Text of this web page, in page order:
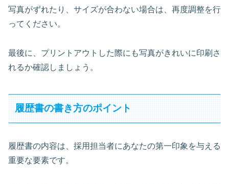
写真がずれたり、サイズが合わない場合は、再度調整を行
ってください。
最後に、 プリントアウトした際にも写真がきれいに印刷さ
れるか確認しましょう。
履歴書の書き方のポイント
履歴書の内容は、採用担当者にあなたの第一印象を与える
重要な要素です。